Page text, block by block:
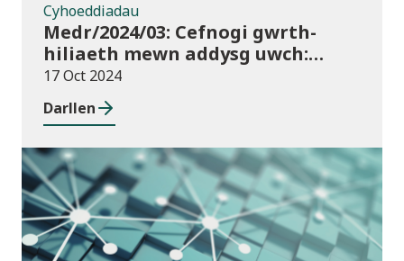
Cyhoeddiadau
Medr/2024/03: Cefnogi gwrth-
hiliaeth mewn addysg uwch:
canllawiau a dyraniadau 2024/25
17 Oct 2024
Darllen